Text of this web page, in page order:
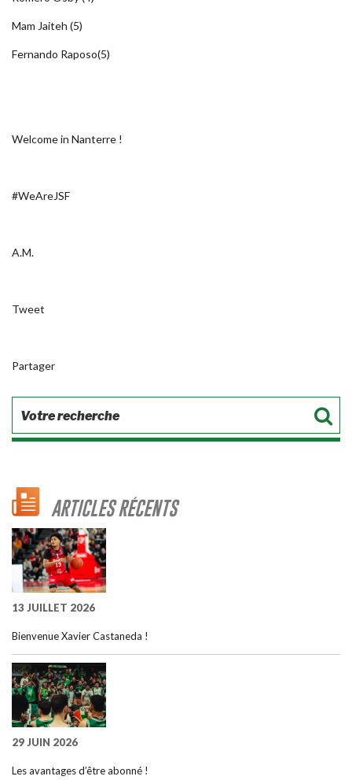
Mam Jaiteh (5)
Fernando Raposo(5)
Welcome in Nanterre !
#WeAreJSF
A.M.
Tweet
Partager
ARTICLES RÉCENTS
13 JUILLET 2026
Bienvenue Xavier Castaneda !
29 JUIN 2026
Les avantages d’être abonné !